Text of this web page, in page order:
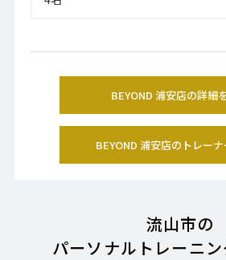
BEYOND 浦安店の詳細
BEYOND 浦安店のトレー
流山市の
パーソナルトレーニ